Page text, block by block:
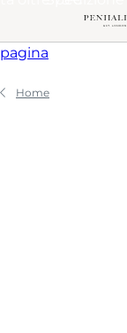
Vai a Intestazione
pagina
Home